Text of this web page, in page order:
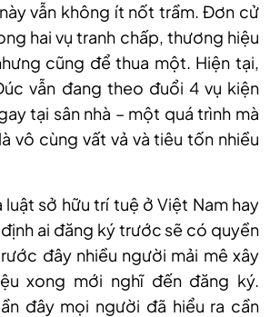
vẫn không ít nốt trầm. Đơn cử
hai vụ tranh chấp, thương hiệu
cũng để thua một. Hiện tại,
vẫn đang theo đuổi 4 vụ kiện
tại sân nhà – một quá trình mà
vô cùng vất vả và tiêu tốn nhiều
luật sở hữu trí tuệ ở Việt Nam hay
ai đăng ký trước sẽ có quyền
đây nhiều người mải mê xây
xong mới nghĩ đến đăng ký.
đây mọi người đã hiểu ra cần